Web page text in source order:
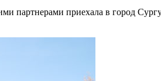
партнерами приехала в город